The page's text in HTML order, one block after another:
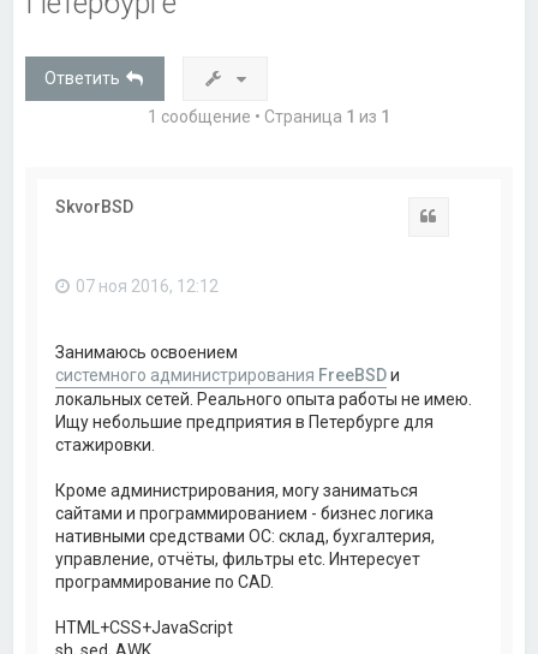
Ответить
1 сообщение • Страница 1 из 1
SkvorBSD
07 ноя 2016, 12:12
Занимаюсь освоением
системного администрирования FreeBSDи
локальных сетей. Реального опыта работы не имею.
Ищу небольшие предприятия в Петербурге для
стажировки.
Кроме администрирования, могу заниматься
сайтами и программированием - бизнес логика
нативными средствами ОС: склад, бухгалтерия,
управление, отчёты, фильтры etc. Интересует
программирование по CAD.
HTML+CSS+JavaScript